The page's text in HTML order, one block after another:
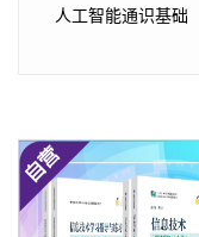
人工智能通识基础